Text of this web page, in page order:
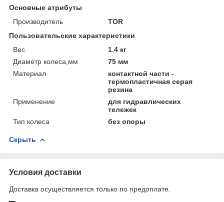
Основные атрибуты
Производитель
TOR
Пользовательские характеристики
Вес
1.4 кг
Диаметр колеса,мм
75 мм
Материал
контактной части -
термопластичная серая
резина
Применение
для гидравлических
тележек
Тип колеса
без опоры
Скрыть
Условия доставки
Доставка осуществляется только по предоплате.